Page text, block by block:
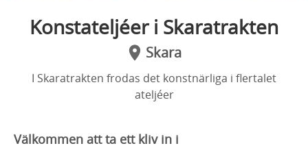
Konstateljéer i Skaratrakten
Skara
I Skaratrakten frodas det konstnärliga i flertalet
ateljéer
Välkommen att ta ett kliv in i